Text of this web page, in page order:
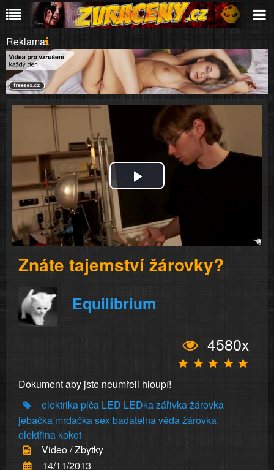
Reklama
Play
Video
Znáte tajemství žárovky?
Equilibrium
4580x
Dokument aby jste neumřeli hloupí!
elektrikapiča LED LEDkazářivkažárovka
jebačka mrdačkasexbadatelnavědažárovka
elektřina kokot
Video / Zbytky
14/11/2013